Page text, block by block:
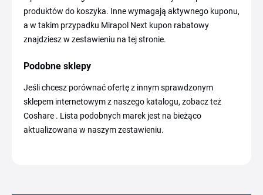
produktów do koszyka. Inne wymagają aktywnego kuponu,
a w takim przypadku Mirapol Next kupon rabatowy
znajdziesz w zestawieniu na tej stronie.
Podobne sklepy
Jeśli chcesz porównać ofertę z innym sprawdzonym
sklepem internetowym z naszego katalogu, zobacz też
Coshare . Lista podobnych marek jest na bieżąco
aktualizowana w naszym zestawieniu.